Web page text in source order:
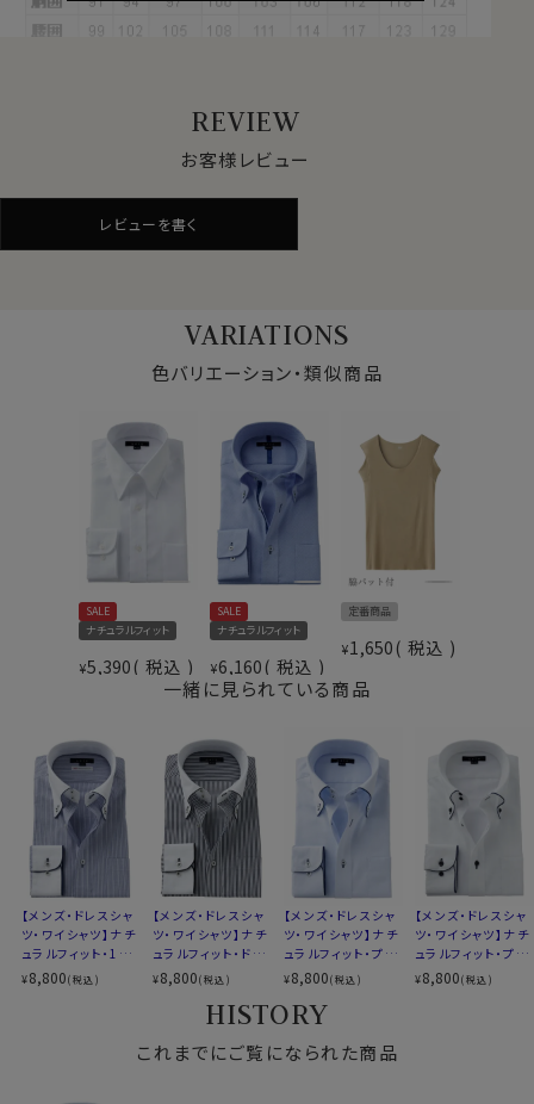
ビジネスシーンでのタイドアップやアンタイドで着用する
もよし、ジャケット・ニットやジーンズと合わせてきれいめ
カジュアルシャツとして着用するのもよしの使えるシャツ
クールビズや、結婚式の二次会やパーティーシーンにも
の際の画面映え抜群です。）
で、カフスボタンもご利用いただけます。
S-37～LL-43・3L-45･4L-47cm / トールM-88・L-90・
LL-90cm・全１２サイズにてご用意。(サイズ表C)
スポット商品につき再入荷はございませんのでご了承く
綿100％（100番手双糸）
素材名
オックスフォード
ドゥエボットーニ
ボタンダウン
キーパー
前立て
表前立て
後身頃
バックダーツ入り
ポケット
ポケットあり
ストライプ
カフス
ラウンドカット
アジャスタブル
コンバーチブルカフス
（カフス回りにサテンパイピング）
衿高
前3.5cm 後4.9cm
S-37～LL-43・3L-45・4L-47cm
トールM-88・L-90・LL-90cm
全１２サイズ
REVIEW
お客様レビュー
レビューを書く
VARIATIONS
色バリエーション・類似商品
SALE
ナチュラルフィット
¥5,390 税込
SALE
ナチュラルフィット
¥6,160 税込
定番商品
¥1,650 税込
一緒に見られている商品
【メンズ・ドレスシャ
ツ・ワイシャツ】ナチ
ュラルフィット・100
番手双糸・ドゥエボ
ットーニ・ボタンダウ
¥8,800(税込)
【メンズ・ドレスシャ
ツ・ワイシャツ】ナチ
ュラルフィット・ドゥ
エボットーニ・ボタ
ンダウン・クレリック
¥8,800(税込)
【メンズ・ドレスシャ
ツ・ワイシャツ】ナチ
ュラルフィット・プレ
ミアムコットン・形態
安定・ドゥエボット
ーニ・ボタンダウン
¥8,800(税込)
【メンズ・ドレスシャ
ツ・ワイシャツ】ナチ
ュラルフィット・プレ
ミアムコットン・形態
安定・ドゥエボット
¥8,800(税込)
HISTORY
これまでにご覧になられた商品